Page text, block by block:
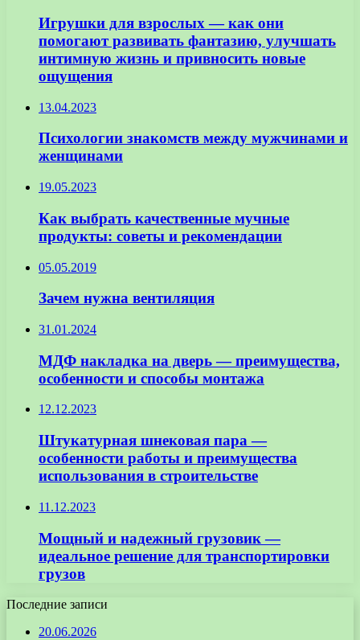
Игрушки для взрослых — как они
помогают развивать фантазию, улучшать
интимную жизнь и привносить новые
ощущения
13.04.2023
Психологии знакомств между мужчинами и
женщинами
19.05.2023
Как выбрать качественные мучные
продукты: советы и рекомендации
05.05.2019
Зачем нужна вентиляция
31.01.2024
МДФ накладка на дверь — преимущества,
особенности и способы монтажа
12.12.2023
Штукатурная шнековая пара —
особенности работы и преимущества
использования в строительстве
11.12.2023
Мощный и надежный грузовик —
идеальное решение для транспортировки
грузов
Последние записи
20.06.2026